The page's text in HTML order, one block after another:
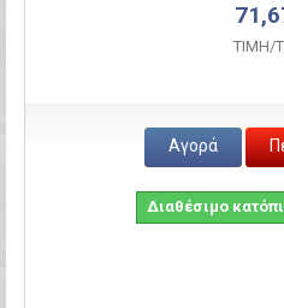
ΤΙΜH/
Αγορά
Διαθέσιμο